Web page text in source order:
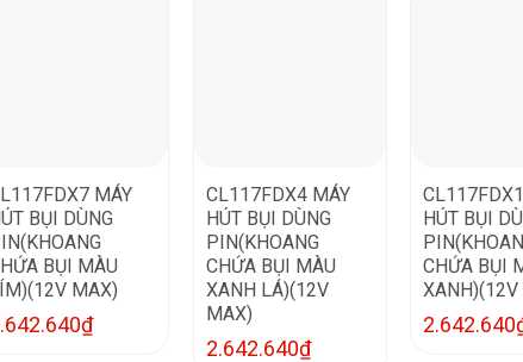
MÁY
BỤI DÙNG
BỤI MÀU
MAX)
₫
CL117FDX4 MÁY
HÚT BỤI DÙNG
PIN(KHOANG
CHỨA BỤI MÀU
XANH LÁ)(12V
MAX)
2.642.640₫
HÚT BỤI
CHỨA BỤI
XANH)(12V
2.642.640